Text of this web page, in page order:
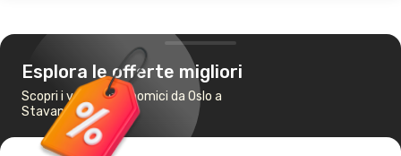
Esplora le offerte migliori
Scopri i voli più economici da Oslo a
Stavanger